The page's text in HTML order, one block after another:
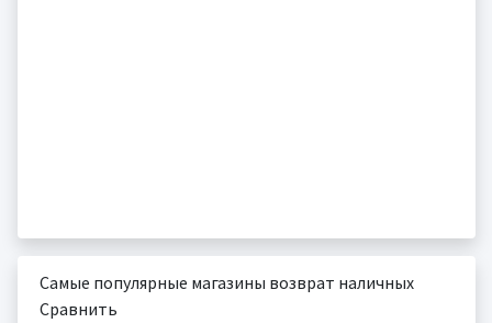
Самые популярные магазины возврат наличных
Сравнить